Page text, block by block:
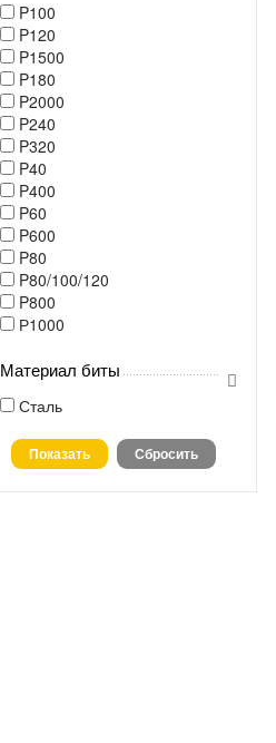
P100
P120
P1500
P180
P2000
P240
P320
P40
P400
P60
P600
P80
P80/100/120
P800
Р1000
Материал биты
Сталь